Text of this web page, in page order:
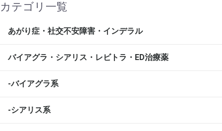
カテゴリ一覧
あがり症・社交不安障害・インデラル
バイアグラ・シアリス・レビトラ・ED治療薬
-バイアグラ系
-シアリス系